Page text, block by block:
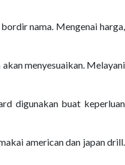
nama. Mengenai harga,
menyesuaikan. Melayani
digunakan buat keperluan
american dan japan drill.